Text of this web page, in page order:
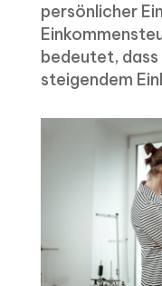
persönlicher
bedeutet,
steigendem